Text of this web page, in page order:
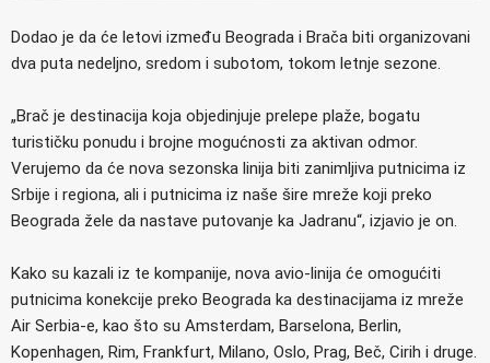
Dodao je da će letovi između Beograda i Brača biti organizovani
dva puta nedeljno, sredom i subotom, tokom letnje sezone.
„Brač je destinacija koja objedinjuje prelepe plaže, bogatu
turističku ponudu i brojne mogućnosti za aktivan odmor.
Verujemo da će nova sezonska linija biti zanimljiva putnicima iz
Srbije i regiona, ali i putnicima iz naše šire mreže koji preko
Beograda žele da nastave putovanje ka Jadranu“, izjavio je on.
Kako su kazali iz te kompanije, nova avio-linija će omogućiti
putnicima konekcije preko Beograda ka destinacijama iz mreže
Air Serbia-e, kao što su Amsterdam, Barselona, Berlin,
Kopenhagen, Rim, Frankfurt, Milano, Oslo, Prag, Beč, Cirih i druge.